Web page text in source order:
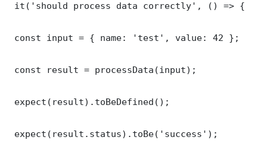
it('should process data correctly', () => {
const input = { name: 'test', value: 42 };
const result = processData(input);
expect(result).toBeDefined();
expect(result.status).toBe('success');